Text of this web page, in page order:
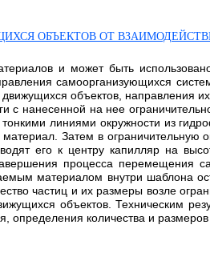
ОБЪЕКТОВ ОТ
и может быть
самоорганизующихся
объектов, направления
с нанесенной на нее
линиями окружности из
Затем в ограничительную
его к центру капилляр на
процесса перемещения
материалом внутри шаблона
частиц и их размеры возле
объектов. Техническим
количества и размеров